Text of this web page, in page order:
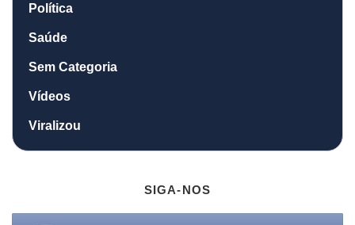
Política
Saúde
Sem Categoria
Vídeos
Viralizou
SIGA-NOS